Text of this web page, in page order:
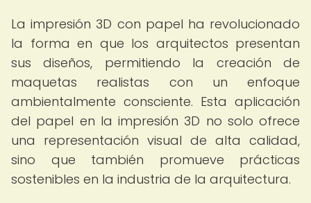
La impresión 3D con papel ha revolucionado
la forma en que los arquitectos presentan
sus diseños, permitiendo la creación de
maquetas realistas con un enfoque
ambientalmente consciente. Esta aplicación
del papel en la impresión 3D no solo ofrece
una representación visual de alta calidad,
sino que también promueve prácticas
sostenibles en la industria de la arquitectura.